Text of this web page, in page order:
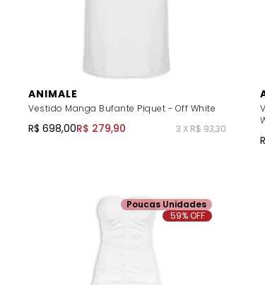
ANIMALE
Vestido Manga Bufante Piquet - Off White
R$ 698,00R$ 279,90 3 X R$ 93,30
Poucas Unidades
59% OFF